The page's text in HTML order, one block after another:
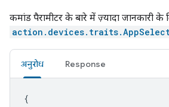
कमांड पैरामीटर के बारे में ज़्यादा जानकारी के
अनुरोध Response
{